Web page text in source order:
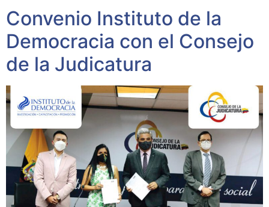
Convenio Instituto de la
Democracia con el Consejo
de la Judicatura